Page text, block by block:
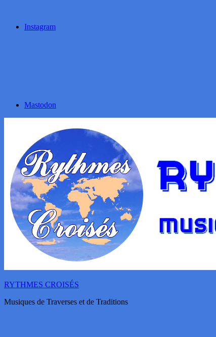
Instagram
Mastodon
RYTHMES CROISÉS
Musiques de Traverses et de Traditions